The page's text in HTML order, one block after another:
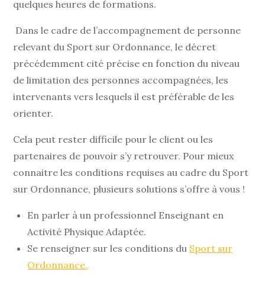
quelques heures de formations.
Dans le cadre de l’accompagnement de personne
relevant du Sport sur Ordonnance, le décret
précédemment cité précise en fonction du niveau
de limitation des personnes accompagnées, les
intervenants vers lesquels il est préférable de les
orienter.
Cela peut rester difficile pour le client ou les
partenaires de pouvoir s’y retrouver. Pour mieux
connaitre les conditions requises au cadre du Sport
sur Ordonnance, plusieurs solutions s’offre à vous !
En parler à un professionnel Enseignant en
Activité Physique Adaptée.
Se renseigner sur les conditions du Sport sur
Ordonnance.